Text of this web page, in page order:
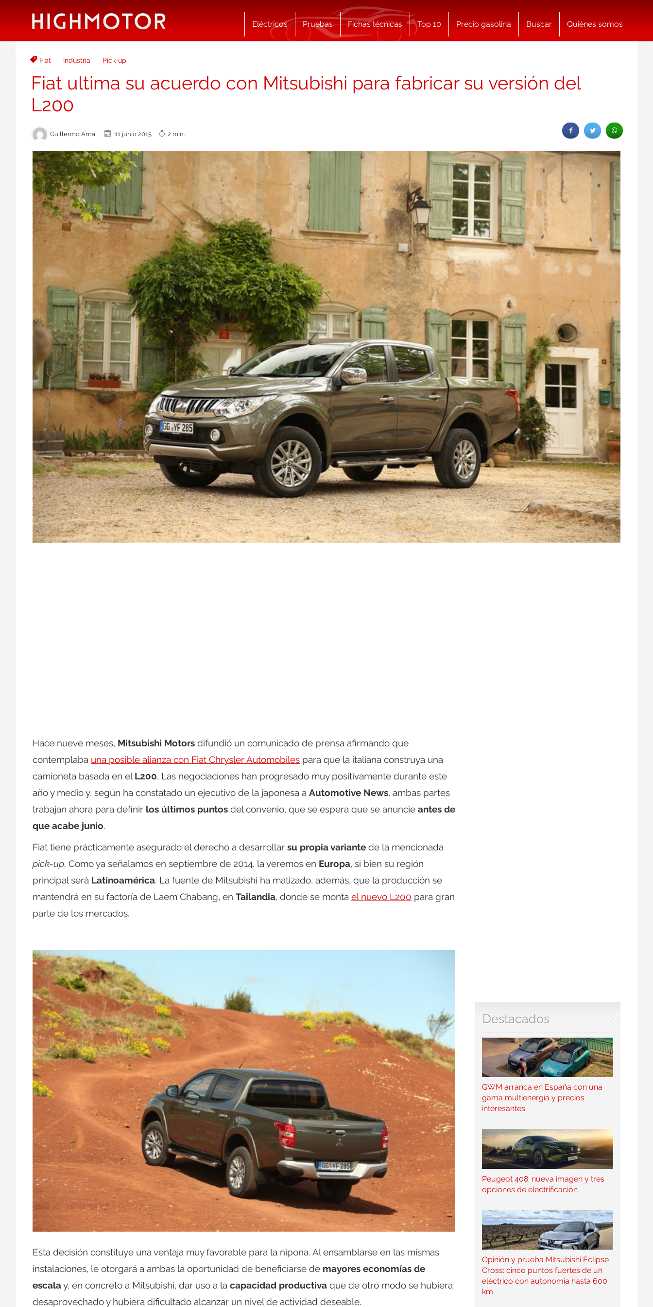
Eléctricos Pruebas Fichas técnicas Top 10 Precio gasolina Buscar Quiénes somos
Fiat Industria Pick-up
Fiat ultima su acuerdo con Mitsubishi para fabricar su versión del
L200
Guillermo Arnal 11 junio 2015 2 min.
Hace nueve meses, Mitsubishi Motors difundió un comunicado de prensa afirmando que
contemplaba una posible alianza con Fiat Chrysler Automobiles para que la italiana construya una
camioneta basada en el L200. Las negociaciones han progresado muy positivamente durante este
año y medio y, según ha constatado un ejecutivo de la japonesa a Automotive News, ambas partes
trabajan ahora para definir los últimos puntos del convenio, que se espera que se anuncie antes de
que acabe junio.
Fiat tiene prácticamente asegurado el derecho a desarrollar su propia variante de la mencionada
pick-up. Como ya señalamos en septiembre de 2014, la veremos en Europa, si bien su región
principal será Latinoamérica. La fuente de Mitsubishi ha matizado, además, que la producción se
mantendrá en su factoría de Laem Chabang, en Tailandia, donde se monta el nuevo L200 para gran
parte de los mercados.
Esta decisión constituye una ventaja muy favorable para la nipona. Al ensamblarse en las mismas
instalaciones, le otorgará a ambas la oportunidad de beneficiarse de mayores economías de
escalay, en concreto a Mitsubishi, dar uso a la capacidad productiva que de otro modo se hubiera
desaprovechado y hubiera dificultado alcanzar un nivel de actividad deseable.
Destacados
GWM arranca en España con una
gama multienergía y precios
interesantes
Peugeot 408: nueva imagen y tres
opciones de electrificación
Opinión y prueba Mitsubishi Eclipse
Cross: cinco puntos fuertes de un
eléctrico con autonomía hasta 600
km